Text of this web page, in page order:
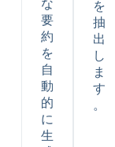
な
要
約
を
自
動
的
に
生
を
抽
出
し
ま
す
。